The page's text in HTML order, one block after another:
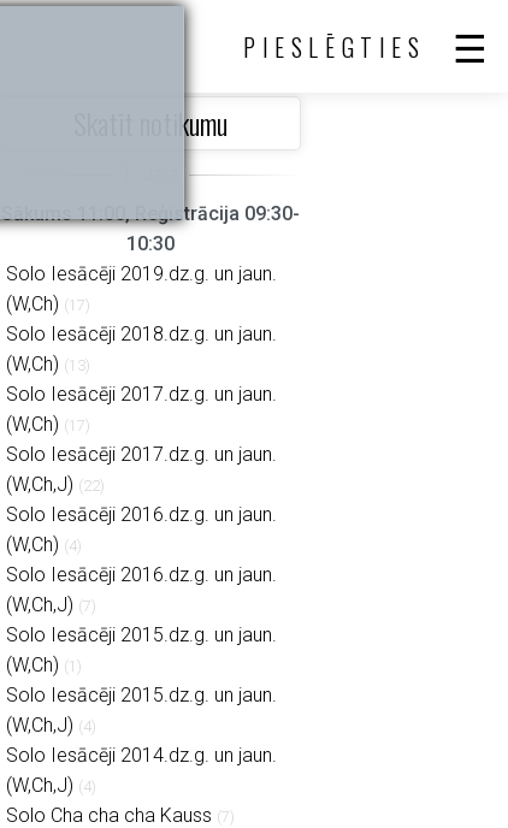
PIESLĒGTIES
Skatīt notikumu
Sākums 11:00, Reģistrācija 09:30-
10:30
Solo Iesācēji 2019.dz.g. un jaun.
(W,Ch) (17)
Solo Iesācēji 2018.dz.g. un jaun.
(W,Ch) (13)
Solo Iesācēji 2017.dz.g. un jaun.
(W,Ch) (17)
Solo Iesācēji 2017.dz.g. un jaun.
(W,Ch,J) (22)
Solo Iesācēji 2016.dz.g. un jaun.
(W,Ch) (4)
Solo Iesācēji 2016.dz.g. un jaun.
(W,Ch,J) (7)
Solo Iesācēji 2015.dz.g. un jaun.
(W,Ch) (1)
Solo Iesācēji 2015.dz.g. un jaun.
(W,Ch,J) (4)
Solo Iesācēji 2014.dz.g. un jaun.
(W,Ch,J) (4)
Solo Cha cha cha Kauss (7)